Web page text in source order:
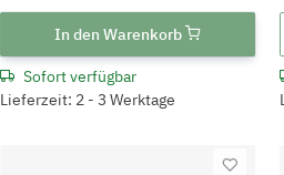
In den Warenkorb
Sofort verfügbar
Lieferzeit: 2 - 3 Werktage